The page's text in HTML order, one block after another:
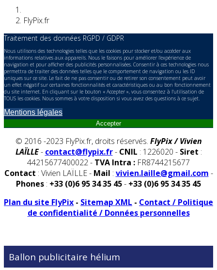
FlyPix.fr
Traitement des données RGPD / GDPR
Nous utilisons des technologies telles que les cookies pour stocker et/ou accéder aux
informations relatives aux appareils. Nous le faisons pour améliorer l’expérience de
navigation et pour afficher des publicités personnalisées. Consentir à ces technologies nous
permettra de traiter des données telles que le comportement de navigation ou les ID
uniques sur ce site. Le fait de ne pas consentir ou de retirer son consentement peut avoir
un effet négatif sur certaines fonctionnalités et caractéristiques ou au bon fonctionnement
du site internet. En cliquant sur le bouton « Accepter », vous consentez à l'utilisation de
TOUS les cookies. Nous sommes à votre disposition si vous avez des questions à ce sujet.
Mentions légales
Accepter
© 2016 -2023 FlyPix.fr, droits réservés. FlyPix / Vivien
LAÏLLE - contact@flypix.fr- CNIL : 1226020 - Siret :
44215677400022 - TVA Intra : FR8744215677
Contact : Vivien LAÏLLE - Mail : vivien.laille@gmail.com -
Phones : +33 (0)6 95 34 35 45- +33 (0)6 95 34 35 45
Plan du site FlyPix - Sitemap XML - Contact / Politique
de confidentialité / Données personnelles
Ballon publicitaire hélium